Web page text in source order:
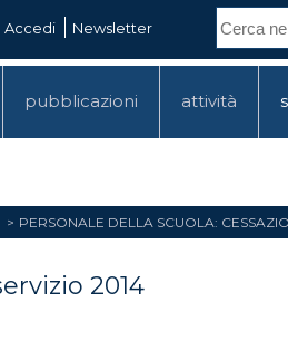
Accedi Newsletter
pubblicazioni attività
PERSONALE DELLA SCUOLA:
2014